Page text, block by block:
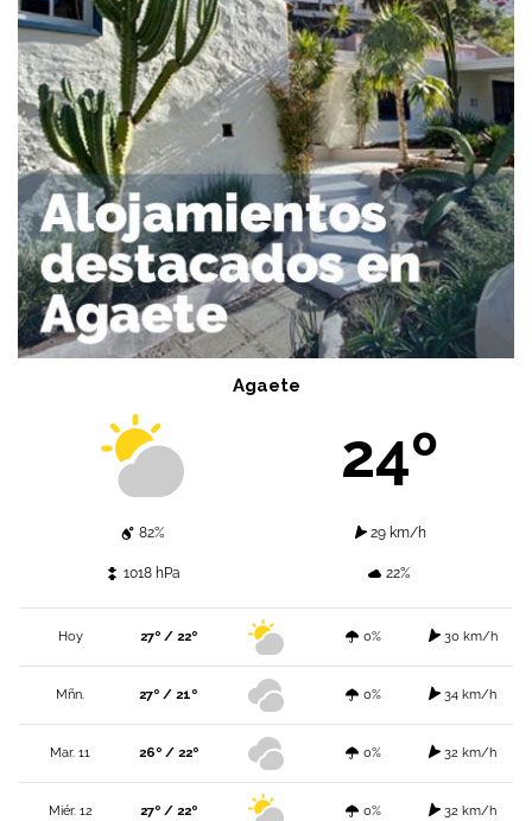
Agaete
24º
82% 29 km/h
1018 hPa 22%
Hoy 27º / 22º 0% 30 km/h
Mñn. 27º / 21º 0% 34 km/h
Mar. 11 26º / 22º 0% 32 km/h
Miér. 12 27º / 22º 0% 32 km/h